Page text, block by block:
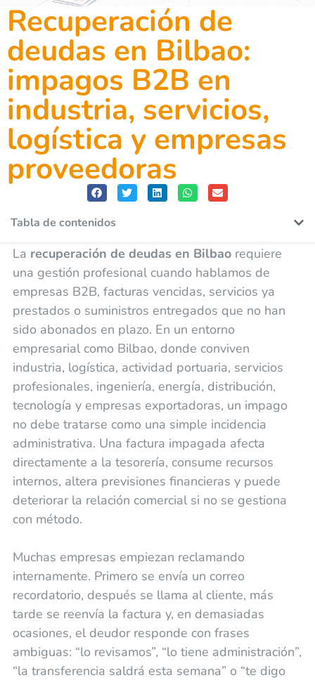
Recuperación de
deudas en Bilbao:
impagos B2B en
industria, servicios,
logística y empresas
proveedoras
Tabla de contenidos
La recuperación de deudas en Bilbaorequiere
una gestión profesional cuando hablamos de
empresas B2B, facturas vencidas, servicios ya
prestados o suministros entregados que no han
sido abonados en plazo. En un entorno
empresarial como Bilbao, donde conviven
industria, logística, actividad portuaria, servicios
profesionales, ingeniería, energía, distribución,
tecnología y empresas exportadoras, un impago
no debe tratarse como una simple incidencia
administrativa. Una factura impagada afecta
directamente a la tesorería, consume recursos
internos, altera previsiones financieras y puede
deteriorar la relación comercial si no se gestiona
con método.
Muchas empresas empiezan reclamando
internamente. Primero se envía un correo
recordatorio, después se llama al cliente, más
tarde se reenvía la factura y, en demasiadas
ocasiones, el deudor responde con frases
ambiguas: “lo revisamos”, “lo tiene administración”,
“la transferencia saldrá esta semana” o “te digo